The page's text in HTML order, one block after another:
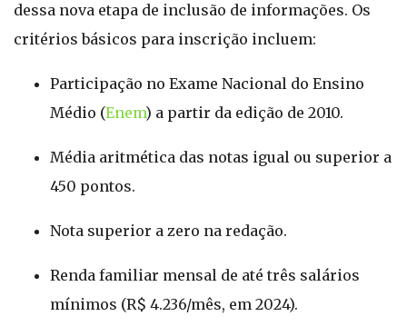
dessa nova etapa de inclusão de informações. Os
critérios básicos para inscrição incluem:
Participação no Exame Nacional do Ensino
Médio (Enem) a partir da edição de 2010.
Média aritmética das notas igual ou superior a
450 pontos.
Nota superior a zero na redação.
Renda familiar mensal de até três salários
mínimos (R$ 4.236/mês, em 2024).